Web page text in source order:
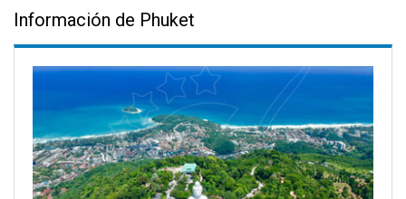
Información de Phuket